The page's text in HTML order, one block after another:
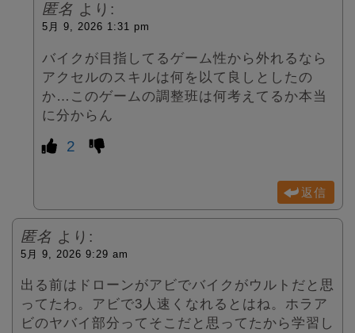
匿名 より:
5月 9, 2026 1:31 pm
バイクが目指してるゲーム性から外れるなら
アクセルのスキルは何を以て良しとしたの
か…このゲームの調整班は何考えてるか本当
に分からん
2
返信
匿名 より:
5月 9, 2026 9:29 am
出る前はドローンがアビでバイクがウルトだと思
ってたわ。アビで3人速くなれるとはね。ホラア
ビのヤバイ部分ってそこだと思ってたから学習し